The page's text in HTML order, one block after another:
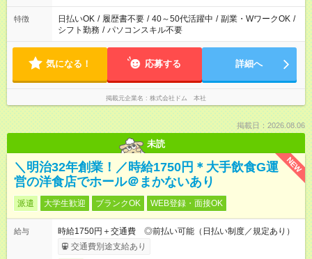
特徴 日払いOK / 履歴書不要 / 40～50代活躍中 / 副業・WワークOK /
シフト勤務 / パソコンスキル不要
気になる！ 応募する 詳細へ
掲載元企業名 株式会社ドム 本社
掲載日：2026.08.06
未読
NEW
＼明治32年創業！／時給1750円＊大手飲食G運
営の洋食店でホール＠まかないあり
派遣 大学生歓迎 ブランクOK WEB登録・面接OK
給与
時給1750円＋交通費 ◎前払い可能（日払い制度／規定あり）
交通費別途支給あり